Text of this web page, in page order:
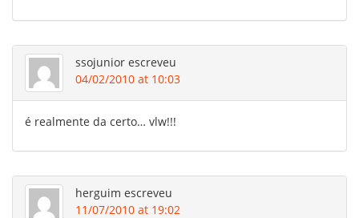
ssojunior escreveu
04/02/2010 at 10:03
é realmente da certo… vlw!!!
herguim escreveu
11/07/2010 at 19:02